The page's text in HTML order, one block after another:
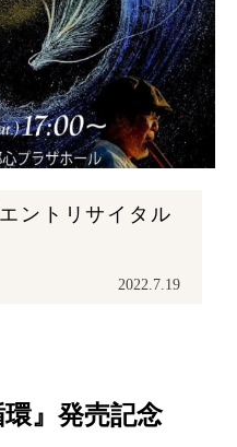
ントリサイタル
2022.7.19
』発売記念